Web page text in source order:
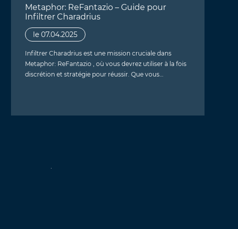
Metaphor: ReFantazio – Guide pour
Infiltrer Charadrius
le 07.04.2025
Infiltrer Charadrius est une mission cruciale dans
Metaphor: ReFantazio , où vous devrez utiliser à la fois
discrétion et stratégie pour réussir. Que vous…